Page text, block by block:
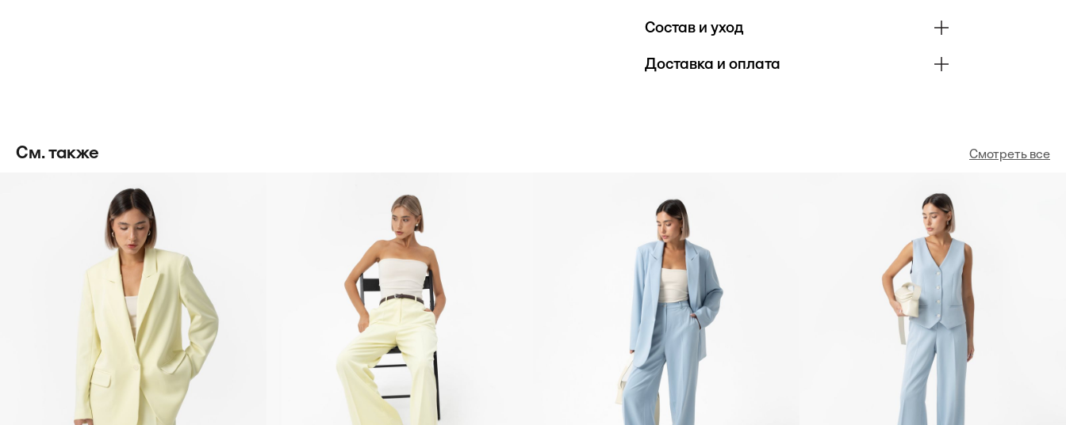
Состав и уход
Verona
67% полиэстер, 30% вискоза, 3% эластан
Доставка и оплата
См. также Смотреть все